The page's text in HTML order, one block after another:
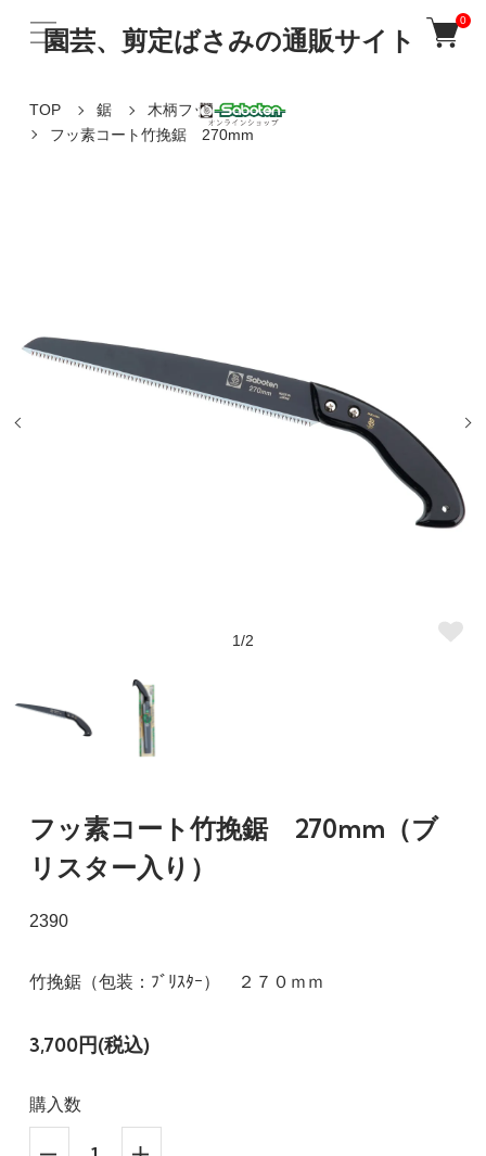
園芸、剪定ばさみの通販サイト
0
TOP 鋸
木柄フッ素鋸
フッ素コート竹挽鋸 270mm
1/2
フッ素コート竹挽鋸 270mm（ブ
リスター入り）
2390
竹挽鋸（包装：ﾌﾞﾘｽﾀｰ） ２７０ｍｍ
3,700円(税込)
購入数